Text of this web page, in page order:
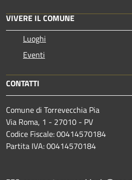
VIVERE IL COMUNE
Luoghi
Eventi
CONTATTI
Comune di Torrevecchia Pia
Via Roma, 1 - 27010 - PV
Codice Fiscale: 00414570184
Partita IVA: 00414570184